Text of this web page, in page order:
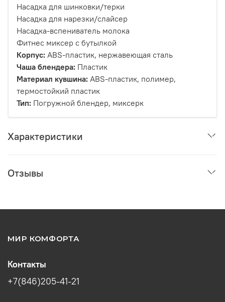
Насадка для шинковки/терки
Насадка для нарезки/слайсер
Насадка-вспениватель молока
Фитнес миксер с бутылкой
Корпус: ABS-пластик, нержавеющая сталь
Чаша блендера: Пластик
Материал кувшина: ABS-пластик, полимер,
термостойкий пластик
Тип: Погружной блендер, миксерк
Характеристики
Отзывы
МИР КОМФОРТА
Контакты
+7(846)205-41-21